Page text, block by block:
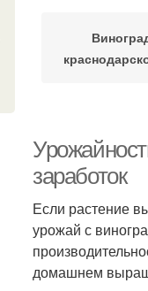
заработок
Если растение
урожай с
домашнем